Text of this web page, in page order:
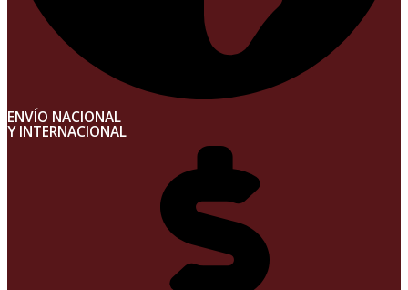
ENVÍO NACIONAL
Y INTERNACIONAL